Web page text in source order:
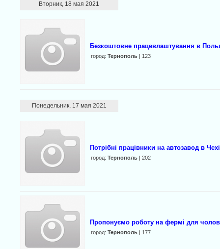
Вторник, 18 мая 2021
Безкоштовне працевлаштування в
город: Тернополь| 123
Понедельник, 17 мая 2021
Потрібні працівники на автозавод в
город: Тернополь| 202
Пропонуємо роботу на фермі для
город: Тернополь| 177